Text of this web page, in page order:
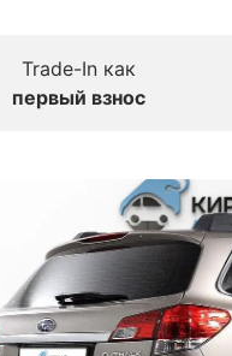
Trade-In как
первый взнос